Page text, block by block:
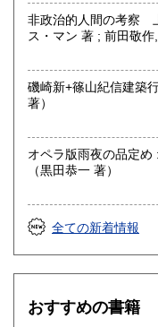
非政治的人間の考察 上中
ス・マン 著 ; 前田敬作,
磯崎新+篠山紀信建築行脚 5 （磯崎新, 篠山紀
著）
オペラ版雨夜の品定
（黒田恭一 著）
全ての新着情報
おすすめの書籍